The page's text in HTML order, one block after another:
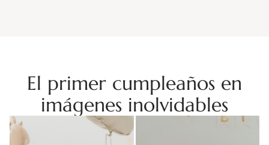
El primer cumpleaños en
imágenes inolvidables